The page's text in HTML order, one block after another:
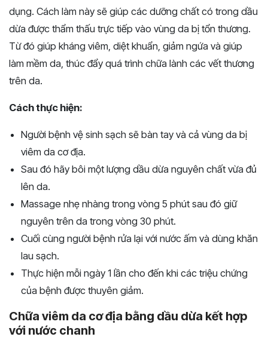
dụng. Cách làm này sẽ giúp các dưỡng chất có trong dầu
dừa được thẩm thấu trực tiếp vào vùng da bị tổn thương.
Từ đó giúp kháng viêm, diệt khuẩn, giảm ngứa và giúp
làm mềm da, thúc đẩy quá trình chữa lành các vết thương
trên da.
Cách thực hiện:
Người bệnh vệ sinh sạch sẽ bàn tay và cả vùng da bị
viêm da cơ địa.
Sau đó hãy bôi một lượng dầu dừa nguyên chất vừa đủ
lên da.
Massage nhẹ nhàng trong vòng 5 phút sau đó giữ
nguyên trên da trong vòng 30 phút.
Cuối cùng người bệnh rửa lại với nước ấm và dùng khăn
lau sạch.
Thực hiện mỗi ngày 1 lần cho đến khi các triệu chứng
của bệnh được thuyên giảm.
Chữa viêm da cơ địa bằng dầu dừa kết hợp
với nước chanh